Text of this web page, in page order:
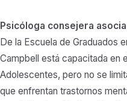
Psicóloga consejera
De la Escuela de Graduados
Campbell está capacitada en
Adolescentes, pero no se
que enfrentan trastornos